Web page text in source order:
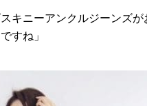
キニーアンクルジーンズ
すね」